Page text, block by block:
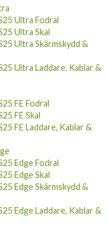
Ultra Fodral
Ultra Skal
Ultra Skärmskydd &
Ultra Laddare, Kablar &
FE Fodral
FE Skal
FE Laddare, Kablar &
Edge Fodral
Edge Skal
Edge Skärmskydd &
Edge Laddare, Kablar &